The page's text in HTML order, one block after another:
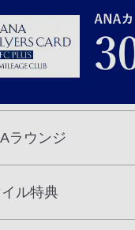
ラウンジ
ル特典